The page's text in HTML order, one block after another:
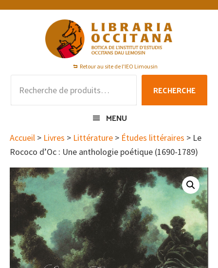
Passer
Passer
Passer
Retour au site de l'IEO Limousin
pour :
RECHERCHE
MENU
Accueil > Livres > Littérature > Études littéraires > Le
Rococo d’Oc : Une anthologie poétique (1690-1789)